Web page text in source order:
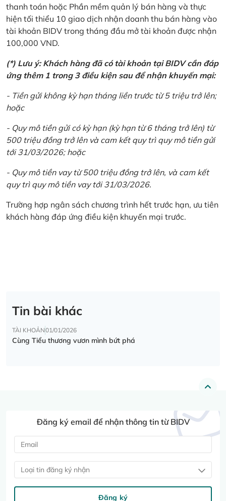
thanh toán hoặc Phần mềm quản lý bán hàng và thực
hiện tối thiểu 10 giao dịch nhận doanh thu bán hàng vào
tài khoản BIDV trong tháng đầu mở tài khoản được nhận
100,000 VND.
(*) Lưu ý: Khách hàng đã có tài khoản tại BIDV cần đáp
ứng thêm 1 trong 3 điều kiện sau để nhận khuyến mại:
- Tiền gửi không kỳ hạn tháng liền trước từ 5 triệu trở lên;
hoặc
- Quy mô tiền gửi có kỳ hạn (kỳ hạn từ 6 tháng trở lên) từ
500 triệu đồng trở lên và cam kết quy trì quy mô tiền gửi
tới 31/03/2026; hoặc
- Quy mô tiền vay từ 500 triệu đồng trở lên, và cam kết
quy trì quy mô tiền vay tới 31/03/2026.
Trường hợp ngân sách chương trình hết trước hạn, ưu tiên
khách hàng đáp ứng điều kiện khuyến mại trước.
Tin bài khác
TÀI KHOẢN01/01/2026
Cùng Tiểu thương vươn mình bứt phá
Đăng ký email để nhận thông tin từ BIDV
Loại tin đăng ký nhận
Đăng ký